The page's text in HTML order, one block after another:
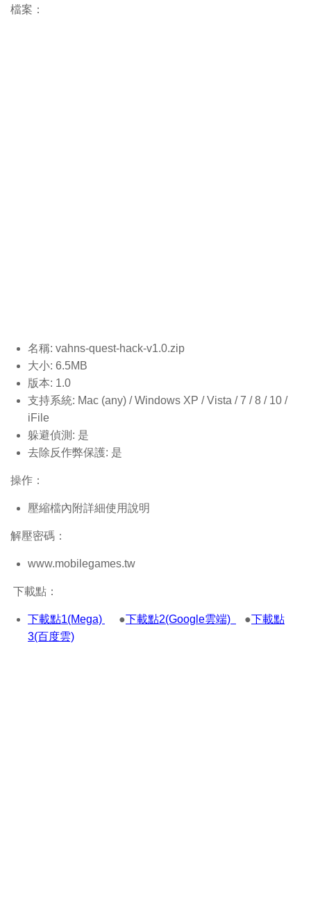
檔案：
名稱: vahns-quest-hack-v1.0.zip
大小: 6.5MB
版本: 1.0
支持系統: Mac (any) / Windows XP / Vista / 7 / 8 / 10 /
iFile
躲避偵測: 是
去除反作弊保護: 是
操作：
壓縮檔內附詳細使用說明
解壓密碼：
www.mobilegames.tw
下載點：
下載點1(Mega) ●下載點2(Google雲端) ●下載點
3(百度雲)